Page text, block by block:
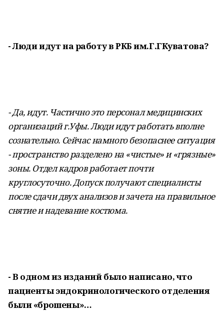
- Люди идут на работу в РКБ им.Г.ГКуватова?
- Да, идут. Частично это персонал медицинских
организаций г.Уфы. Люди идут работать вполне
сознательно. Сейчас намного безопаснее ситуация
- пространство разделено на «чистые» и «грязные»
зоны. Отдел кадров работает почти
круглосуточно. Допуск получают специалисты
после сдачи двух анализов и зачета на правильное
снятие и надевание костюма.
- В одном из изданий было написано, что
пациенты эндокринологического отделения
были «брошены»…